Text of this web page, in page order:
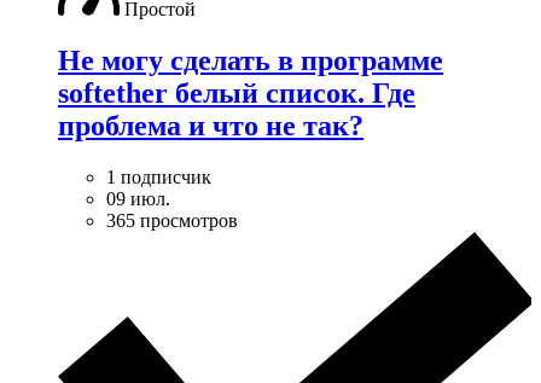
Простой
Не могу сделать в программе
softether белый список. Где
проблема и что не так?
1 подписчик
09 июл.
365 просмотров